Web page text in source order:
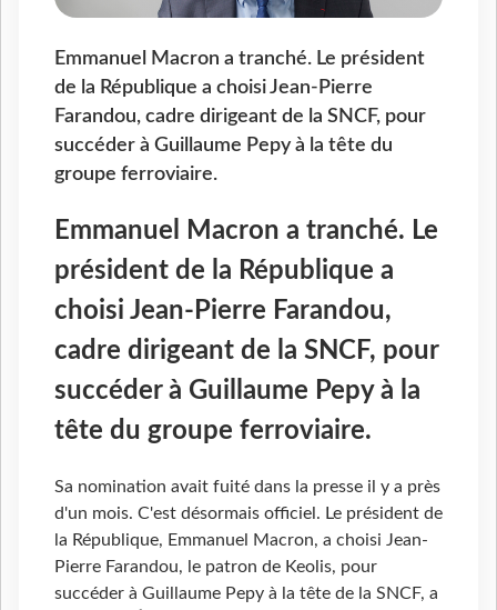
Emmanuel Macron a tranché. Le président
de la République a choisi Jean-Pierre
Farandou, cadre dirigeant de la SNCF, pour
succéder à Guillaume Pepy à la tête du
groupe ferroviaire.
Emmanuel Macron a tranché. Le
président de la République a
choisi Jean-Pierre Farandou,
cadre dirigeant de la SNCF, pour
succéder à Guillaume Pepy à la
tête du groupe ferroviaire.
Sa nomination avait fuité dans la presse il y a près
d'un mois. C'est désormais officiel. Le président de
la République, Emmanuel Macron, a choisi Jean-
Pierre Farandou, le patron de Keolis, pour
succéder à Guillaume Pepy à la tête de la SNCF, a